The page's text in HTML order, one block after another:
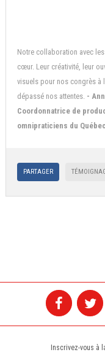
Notre collaboration avec
cœur. Leur créativité, leur
visuels pour nos congrès à
dépassé nos attentes. -
Coordonnatrice de
omnipraticiens du Québec
PARTAGER
Inscrivez-vous à